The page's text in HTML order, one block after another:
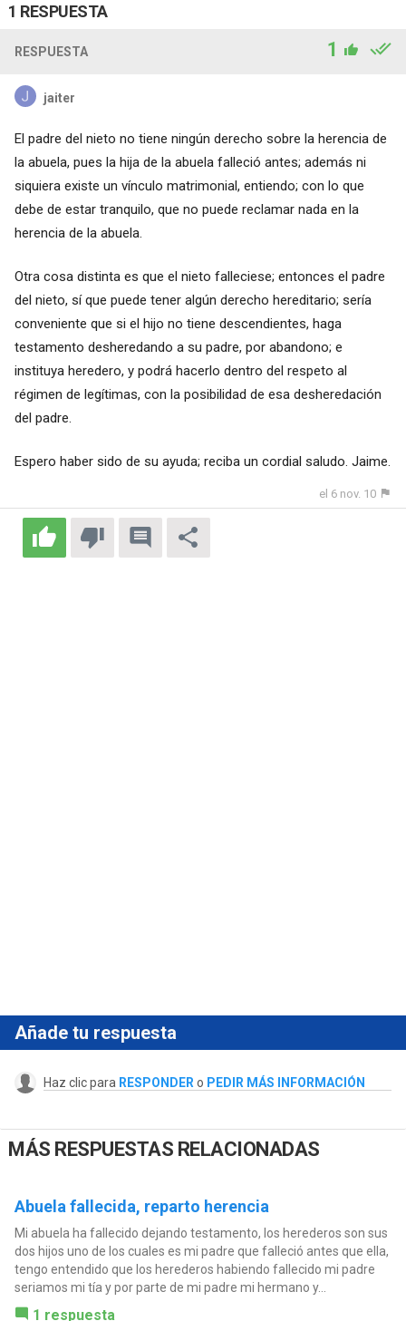
1 RESPUESTA
RESPUESTA 1
jaiter
El padre del nieto no tiene ningún derecho sobre la herencia de
la abuela, pues la hija de la abuela falleció antes; además ni
siquiera existe un vínculo matrimonial, entiendo; con lo que
debe de estar tranquilo, que no puede reclamar nada en la
herencia de la abuela.
Otra cosa distinta es que el nieto falleciese; entonces el padre
del nieto, sí que puede tener algún derecho hereditario; sería
conveniente que si el hijo no tiene descendientes, haga
testamento desheredando a su padre, por abandono; e
instituya heredero, y podrá hacerlo dentro del respeto al
régimen de legítimas, con la posibilidad de esa desheredación
del padre.
Espero haber sido de su ayuda; reciba un cordial saludo. Jaime.
el 6 nov. 10
Añade tu respuesta
Haz clic para RESPONDER o PEDIR MÁS INFORMACIÓN
MÁS RESPUESTAS RELACIONADAS
Abuela fallecida, reparto herencia
Mi abuela ha fallecido dejando testamento, los herederos son sus
dos hijos uno de los cuales es mi padre que falleció antes que ella,
tengo entendido que los herederos habiendo fallecido mi padre
seriamos mi tía y por parte de mi padre mi hermano y...
1 respuesta